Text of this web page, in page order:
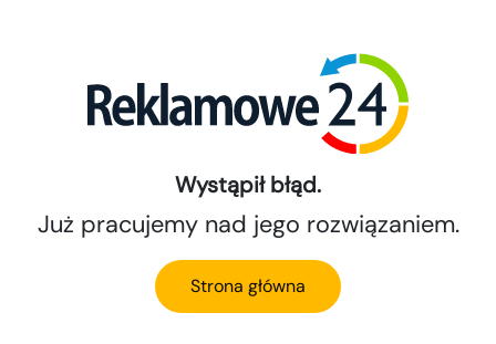
Wystąpił błąd.
Już pracujemy nad jego rozwiązaniem.
Strona główna